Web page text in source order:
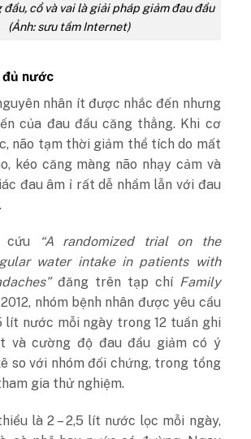
đầu, cổ và vai là giải pháp giảm đau đầu
(Ảnh: sưu tầm Internet)
đủ nước
nhân ít được nhắc đến nhưng
của đau đầu căng thẳng. Khi cơ
não tạm thời giảm thể tích do mất
kéo căng màng não nhạy cảm và
đau âm ỉ rất dễ nhầm lẫn với đau
cứu
“A randomized trial on the
water intake in patients with
đăng trên tạp chí Family
nhóm bệnh nhân được yêu cầu
lít nước mỗi ngày trong 12 tuần ghi
và cường độ đau đầu giảm có ý
so với nhóm đối chứng, trong tổng
gia thử nghiệm.
là 2 – 2,5 lít nước lọc mỗi ngày,